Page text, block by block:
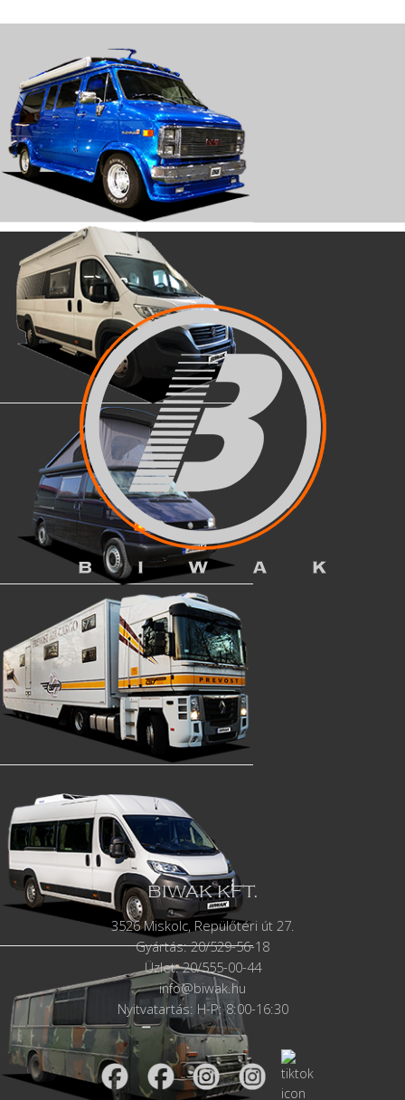
BIWAK KFT.
3526 Miskolc, Repülőtéri út 27.
Gyártás:20/529-56-18
Üzlet: 20/555-00-44
info@biwak.hu
Nyitvatartás: H-P: 8:00-16:30